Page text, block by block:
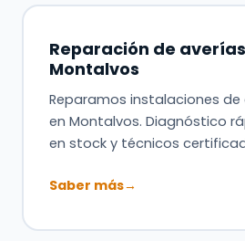
Reparación de
Montalvos
Reparamos instalaciones
en Montalvos. Diagnóstico
en stock y técnicos
Saber más→